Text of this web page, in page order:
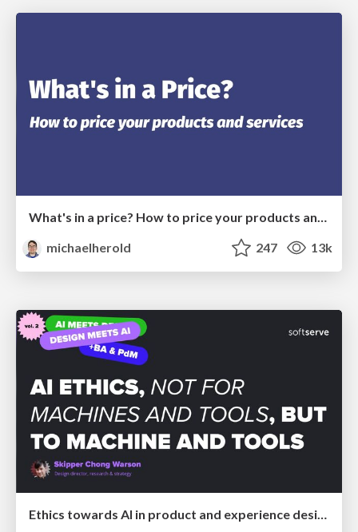
What's in a price? How to price your products and services
michaelherold
247 13k
Ethics towards AI in product and experience design